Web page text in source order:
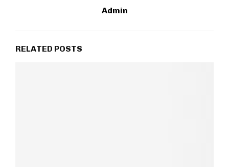
Admin
RELATED POSTS